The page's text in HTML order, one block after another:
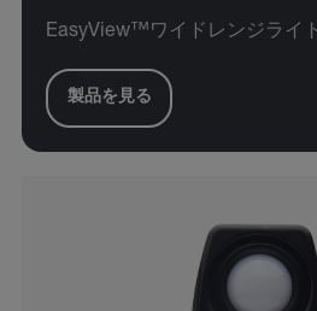
EasyView™ワイドレンジライ
製品を見る